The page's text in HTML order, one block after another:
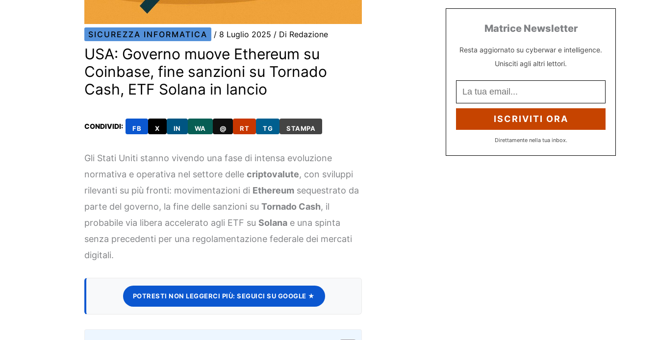
SICUREZZA INFORMATICA / 8 Luglio 2025 / Di Redazione
USA: Governo muove Ethereum su
Coinbase, fine sanzioni su Tornado
Cash, ETF Solana in lancio
CONDIVIDI: FB X IN WA @ RT TG STAMPA
Gli Stati Uniti stanno vivendo una fase di intensa evoluzione
normativa e operativa nel settore dellecriptovalute, con sviluppi
rilevanti su più fronti: movimentazioni di Ethereum sequestrato da
parte del governo, la fine delle sanzioni suTornado Cash, il
probabile via libera accelerato agli ETF su Solana e una spinta
senza precedenti per una regolamentazione federale dei mercati
digitali.
POTRESTI NON LEGGERCI PIÙ: SEGUICI SU GOOGLE ★
Matrice Newsletter
Resta aggiornato su cyberwar e intelligence.
Unisciti agli altri lettori.
ISCRIVITI ORA
Direttamente nella tua inbox.